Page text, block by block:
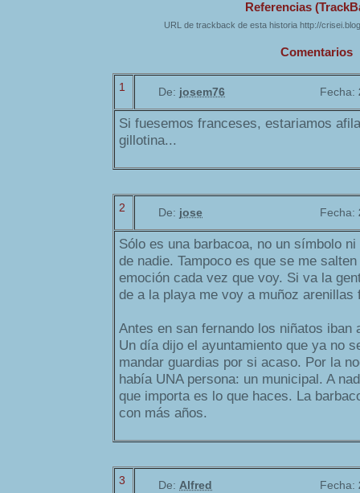
Referencias
URL de trackback de esta historia http://
Comentarios
1 De: josem76 Fecha:
Si fuesemos franceses, estariamos
gillotina...
2 De: jose Fecha:
Sólo es una barbacoa, no un símbolo
de nadie. Tampoco es que se me
emoción cada vez que voy. Si va la
de a la playa me voy a muñoz arenillas
Antes en san fernando los niñatos iban
Un día dijo el ayuntamiento que ya no
mandar guardias por si acaso. Por la
había UNA persona: un municipal. A
que importa es lo que haces. La
con más años.
3 De: Alfred Fecha: